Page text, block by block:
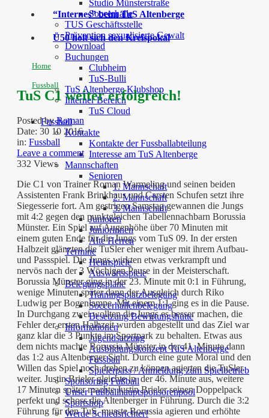
Studio Münsterstraße
Soccerhalle
TUS Geschäftsstelle
Prävention sexualisierte Gewalt
Download
Buchungen
Clubheim
TuS-Bulli
TuS Altenberge Klubshop
Interner Bereich
TuS Cloud
Fussball
Kontakte
Kontakte der Fussballabteilung
Interesse am TuS Altenberge
Mannschaften
Senioren
1. Mannschaft
2. Mannschaft
3. Mannschaft
Junioren
Juniorinnen
Alte Herren
Termine
Heimspiele
Auswärtsspiele
Belegungspläne
Trainingsplatzbelegung
Soccerhallenbelegung
Besetzung Bewirtungshütte
Informationen
Jugendsatzung
Ausbildungskonzept TuS Altenberge
Fussball
Spielerpass / Anmeldung zum Spielbetrieb
Sponsoring Fußball
Unser Fußballhauptsponsorenpool
Sportshop
Werde Schiedsrichter!
“Internes” beim TuS Altenberge
Ü50 holt sich den Kreispokal
Home
Fussball
TuS C1 weiter erfolgreich!
Posted byRoman
Date: 30 10 2016
in: Fussball
Leave a comment
332 Views
Die C1 von Trainer Roman Warmeling und seinen beiden
Assistenten Frank Brinkhaus und Carsten Schufen setzt ihre
Siegesserie fort. Am gestrigen Samstag gewannen die Jungs
mit 4:2 gegen den punktgleichen Tabellennachbarn Borussia
Münster. Ein Spiel auf Augenhöhe über 70 Minuten mit
einem guten Ende für die Jungs vom TuS 09. In der ersten
Halbzeit glänzten die TuSler eher weniger mit ihrem Aufbau-
und Passspiel. Die Jungs wirkten etwas verkrampft und
nervös nach der 3 Wöchigen Pause in der Meisterschaft.
Borussia Münster ging in der 23. Minute mit 0:1 in Führung,
wenige Minuten später dann der Ausgleich durch Riko
Ludwig per Bogenlampe. Mit einem 1:1 ging es in die Pause.
In Durchgang zwei wollten die Jungs es besser machen, die
Fehler der ersten Halbzeit wurden abgestellt und das Ziel war
ganz klar die 3 Punkte im Sportpark zu behalten. Etwas aus
dem nichts machte Borussia Münster in der 41. Minute dann
das 1:2 aus Altenberger Sicht. Durch eine gute Moral und den
Willen das Spiel noch drehen zu können agierten die TuSler
weiter. Justin Brieler gleichte in der 46. Minute aus, weitere
17 Minuten später machte Justin Brieler seinen Doppelpack
perfekt und schoss die Altenberger in Führung. Durch die 3:2
Führung für den TuS, musste Borussia agieren und erhöhte